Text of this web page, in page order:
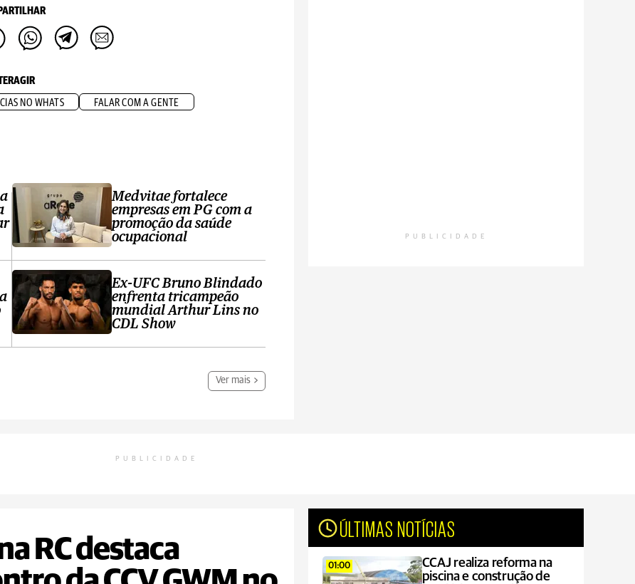
NO WHATS FALAR COM A GENTE
Medvitae fortalece
empresas em PG com a
promoção da saúde
ocupacional
Ex-UFC Bruno Blindado
enfrenta tricampeão
mundial Arthur Lins no
CDL Show
Ver mais
PUBLICIDADE
PUBLICIDADE
RC destaca
ÚLTIMAS NOTÍCIAS
01:00
CCAJ realiza reforma na
piscina e construção de